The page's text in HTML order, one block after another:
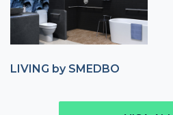
LIVING by SMEDBO